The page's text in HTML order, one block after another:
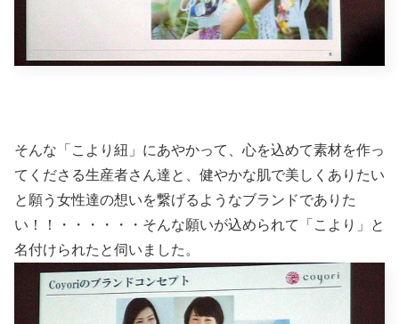
そんな「こより紐」にあやかって、心を込めて素材を作っ
てくださる生産者さん達と、健やかな肌で美しくありたい
と願う女性達の想いを繋げるようなブランドでありた
い！！・・・・・・そんな願いが込められて「こより」と
名付けられたと伺いました。